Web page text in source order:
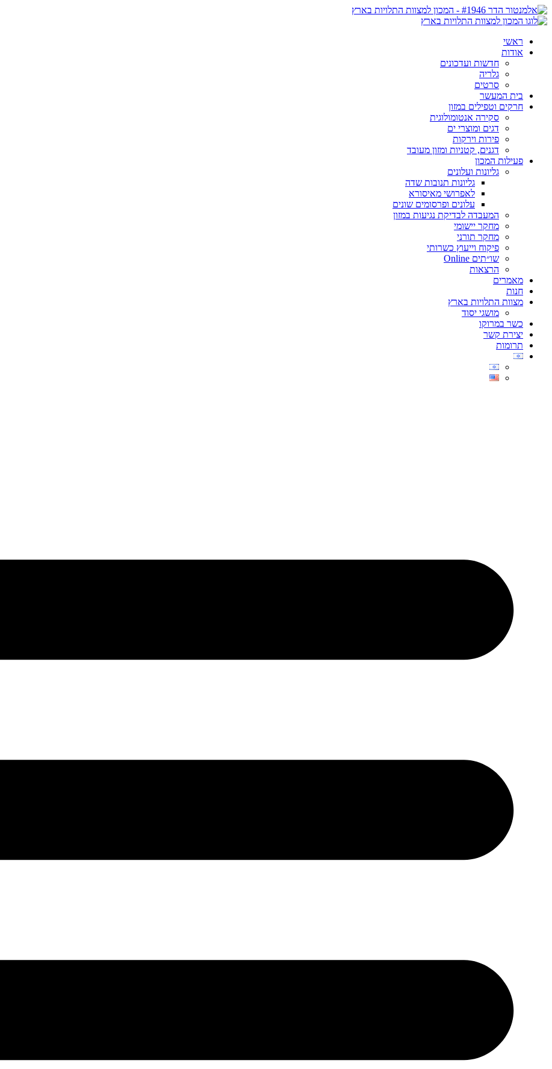
ראשי
אודות
חדשות ועדכונים
גלריה
סרטים
בית המעשר
חרקים וטפילים במזון
סקירה אנטומולוגית
דגים ומוצרי ים
פירות וירקות
דגנים, קטניות ומזון מעובד
פעילות המכון
גליונות ועלונים
גליונות תנובות שדה
לאפרושי מאיסורא
עלונים ופרסומים שונים
המעבדה לבדיקת נגיעות במזון
מחקר יישומי
מחקר תורני
פיקוח וייעוץ כשרותי
שו״תים Online
הרצאות
מאמרים
חנות
מצוות התלויות בארץ
מושגי יסוד
כשר במרוקו
יצירת קשר
תרומות